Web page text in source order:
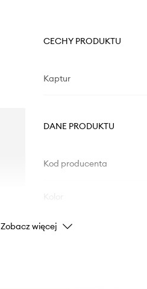
CECHY PRODUKTU
Kaptur
DANE PRODUKTU
Kod producenta
Marka
Zobacz więcej